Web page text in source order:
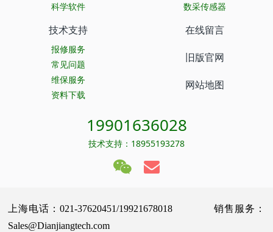
科学软件
数采传感器
技术支持
报修服务
常见问题
维保服务
资料下载
在线留言
旧版官网
网站地图
19901636028
技术支持：18955193278
上海电话：021-37620451/19921678018 销售服务：
Sales@Dianjiangtech.com